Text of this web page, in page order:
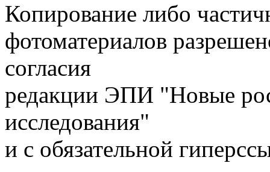
Копирование либо
фотоматериалов
согласия
редакции ЭПИ "Новые
исследования"
и с обязательной